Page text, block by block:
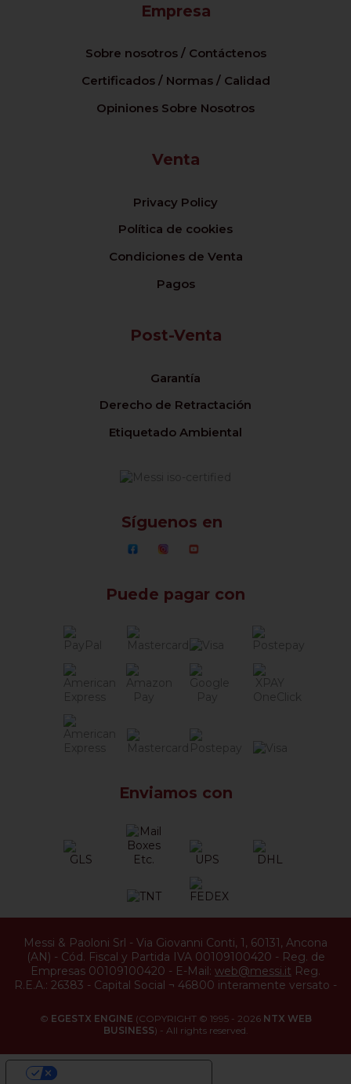
Empresa
Sobre nosotros / Contáctenos
Certificados / Normas / Calidad
Opiniones Sobre Nosotros
Venta
Privacy Policy
Política de cookies
Condiciones de Venta
Pagos
Post-Venta
Garantía
Derecho de Retractación
Etiquetado Ambiental
Síguenos en
Puede pagar con
Enviamos con
Messi & Paoloni Srl - Via Giovanni Conti, 1, 60131, Ancona
(AN) - Cód. Fiscal y Partida IVA 00109100420 - Reg. de
Empresas 00109100420 - E-Mail: web@messi.it Reg.
R.E.A.: 26383 - Capital Social ¬ 46800 interamente versato -
© EGESTX ENGINE (COPYRIGHT © 1995 - 2026 NTX WEB
BUSINESS) - All rights reserved.